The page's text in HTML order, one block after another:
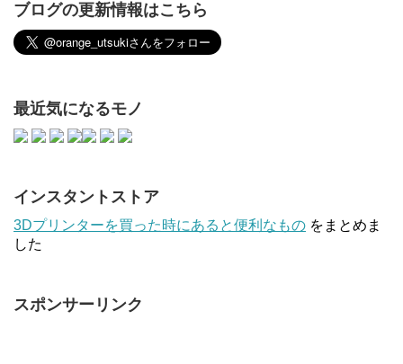
ブログの更新情報はこちら
最近気になるモノ
インスタントストア
3Dプリンターを買った時にあると便利なもの をまとめま
した
スポンサーリンク